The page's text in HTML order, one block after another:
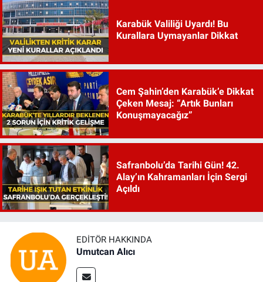
Karabük Valiliği Uyardı! Bu
Kurallara Uymayanlar Dikkat
Cem Şahin’den Karabük’e Dikkat
Çeken Mesaj: “Artık Bunları
Konuşmayacağız”
Safranbolu’da Tarihi Gün! 42.
Alay’ın Kahramanları İçin Sergi
Açıldı
EDITÖR HAKKINDA
Umutcan Alıcı